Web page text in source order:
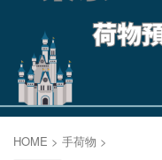
HOME > 手荷物 >